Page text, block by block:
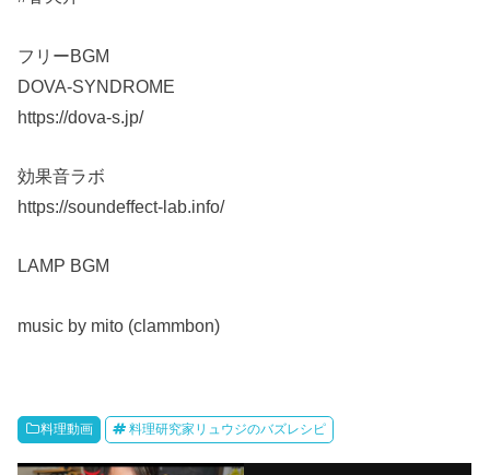
フリーBGM
DOVA-SYNDROME
https://dova-s.jp/
効果音ラボ
https://soundeffect-lab.info/
LAMP BGM
music by mito (clammbon)
料理動画 料理研究家リュウジのバズレシピ